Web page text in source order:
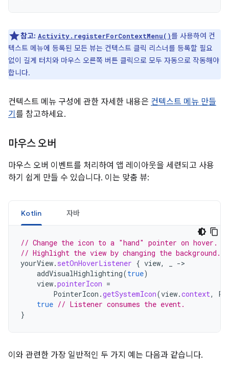
참고: Activity.registerForContextMenu()를 사용하여 컨
텍스트 메뉴에 등록된 모든 뷰는 컨텍스트 클릭 리스너를 등록할 필요
없이 길게 터치와 마우스 오른쪽 버튼 클릭으로 모두 자동으로 작동해야
합니다.
컨텍스트 메뉴 구성에 관한 자세한 내용은 컨텍스트 메뉴 만들
기 를 참고하세요.
마우스 오버
마우스 오버 이벤트를 처리하여 앱 레이아웃을 세련되고 사용
하기 쉽게 만들 수 있습니다. 이는 맞춤 뷰:
Kotlin 자바
// Change the icon to a "hand" pointer on hover.
// Highlight the view by changing the background.
yourView. setOnHoverListener { view, -
addVisualHighlighting(true)
view.pointerIcon =
PointerIcon .getSystemIcon(view.context,
true // Listener consumes the event.
}
이와 관련한 가장 일반적인 두 가지 예는 다음과 같습니다.